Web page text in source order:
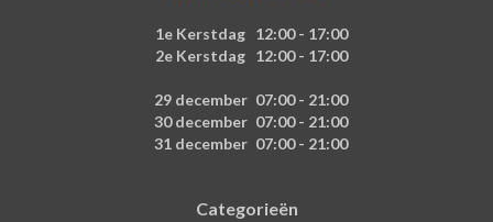
1e Kerstdag 12:00 - 17:00
2e Kerstdag 12:00 - 17:00
29 december 07:00 - 21:00
30 december 07:00 - 21:00
31 december 07:00 - 21:00
Categorieën